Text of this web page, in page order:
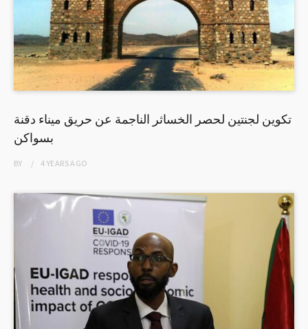
تكوين لجنتين لحصر الخساثر الناجمة عن حريق ميناء دقنة
بسواكن
BY 4 YEARSAGO